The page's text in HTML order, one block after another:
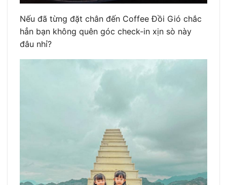
Nếu đã từng đặt chân đến Coffee Đồi Gió chắc
hẳn bạn không quên góc check-in xịn sò này
đâu nhỉ?